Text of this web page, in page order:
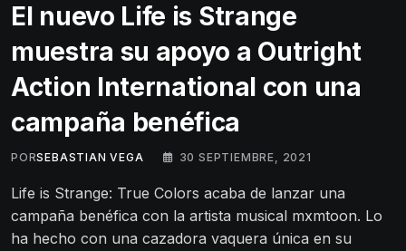
El nuevo Life is Strange
muestra su apoyo a Outright
Action International con una
campaña benéfica
PORSEBASTIAN VEGA 30 SEPTIEMBRE, 2021
Life is Strange: True Colors acaba de lanzar una
campaña benéfica con la artista musical mxmtoon. Lo
ha hecho con una cazadora vaquera única en su